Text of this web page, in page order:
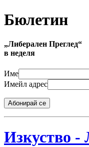
Бюлетин
„Либерален Преглед“
в неделя
Име
Имейл адрес
Абонирай се
Изкуство -